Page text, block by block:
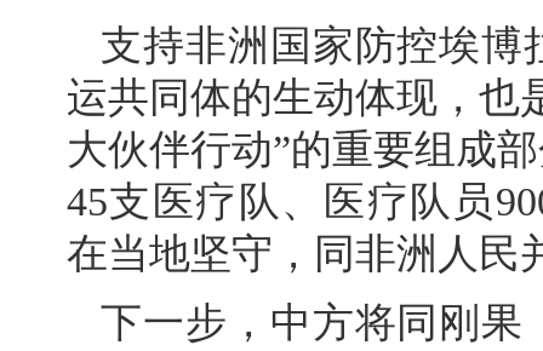
支持非洲国家防控埃博
运共同体的生动体现，也
大伙伴行动”的重要组成
45支医疗队、医疗队员
在当地坚守，同非洲人民
下一步，中方将同刚果